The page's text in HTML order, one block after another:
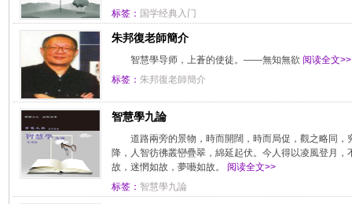
标签： 国学经典入门
朱邦復老師簡介
智慧學导师，上蒼的使徒。——無知無欲 阅读全文>>
标签： 朱邦復老師簡介
智慧學九論
道路兩旁的景物，時而開闊，時而局促，觀之略同
降，人智彷彿叢巒疊翠，綿延起伏。今人得以凌風登月
故，迷惘如故，夢囈如故。 阅读全文>>
标签： 智慧學九論